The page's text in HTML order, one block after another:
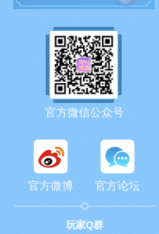
官方微信公众号
官方微博 官方论坛
玩家Q群